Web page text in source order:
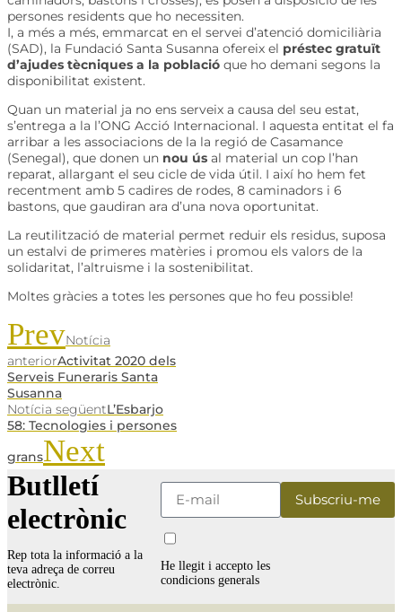
persones residents que ho necessiten.
I, a més a més, emmarcat en el servei d’atenció domiciliària
(SAD), la Fundació Santa Susanna ofereix el préstec gratuït
d’ajudes tècniques a la població que ho demani segons la
disponibilitat existent.
Quan un material ja no ens serveix a causa del seu estat,
s’entrega a la l’ONG Acció Internacional. I aquesta entitat el fa
arribar a les associacions de la la regió de Casamance
(Senegal), que donen un nou ús al material un cop l’han
reparat, allargant el seu cicle de vida útil. I així ho hem fet
recentment amb 5 cadires de rodes, 8 caminadors i 6
bastons, que gaudiran ara d’una nova oportunitat.
La reutilització de material permet reduir els residus, suposa
un estalvi de primeres matèries i promou els valors de la
solidaritat, l’altruisme i la sostenibilitat.
Moltes gràcies a totes les persones que ho feu possible!
PrevNotícia
anteriorActivitat 2020 dels
Serveis Funeraris Santa
Susanna
Notícia següentL’Esbarjo
58: Tecnologies i persones
gransNext
Butlletí
electrònic
Rep tota la informació a la
teva adreça de correu
electrònic.
He llegit i accepto les
condicions generals